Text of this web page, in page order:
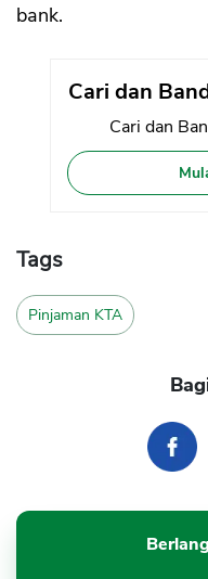
bank.
Cari dan
Cari dan
Tags
Pinjaman KTA